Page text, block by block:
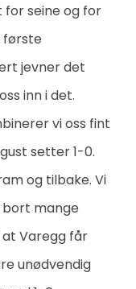
for seine og for
første
jevner det
inn i det.
vi oss fint
setter 1-0.
og tilbake. Vi
mange
at Varegg får
unødvendig